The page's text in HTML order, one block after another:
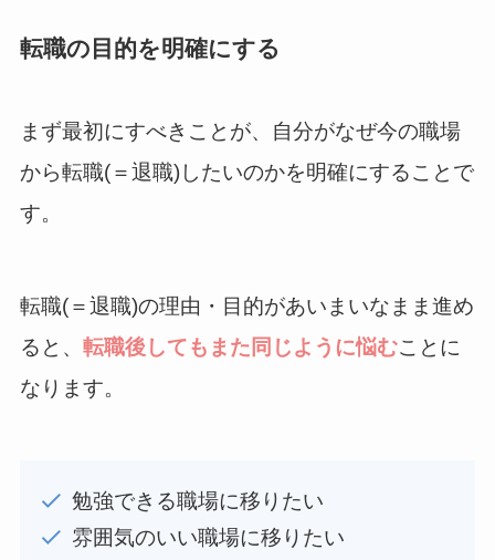
転職の目的を明確にする
まず最初にすべきことが、自分がなぜ今の職場
から転職(＝退職)したいのかを明確にすることで
す。
転職(＝退職)の理由・目的があいまいなまま進め
ると、 転職後してもまた同じように悩むことに
なります。
勉強できる職場に移りたい
雰囲気のいい職場に移りたい